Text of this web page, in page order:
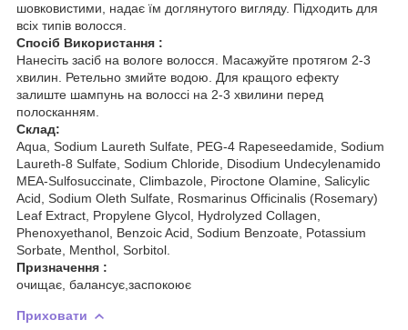
шовковистими, надає їм доглянутого вигляду. Підходить для
всіх типів волосся.
Спосіб Використання :
Нанесіть засіб на вологе волосся. Масажуйте протягом 2-3
хвилин. Ретельно змийте водою. Для кращого ефекту
залиште шампунь на волоссі на 2-3 хвилини перед
полосканням.
Склад:
Aqua, Sodium Laureth Sulfate, PEG-4 Rapeseedamide, Sodium
Laureth-8 Sulfate, Sodium Chloride, Disodium Undecylenamido
MEA-Sulfosuccinate, Climbazole, Piroctone Olamine, Salicylic
Acid, Sodium Oleth Sulfate, Rosmarinus Officinalis (Rosemary)
Leaf Extract, Propylene Glycol, Hydrolyzed Collagen,
Phenoxyethanol, Benzoic Acid, Sodium Benzoate, Potassium
Sorbate, Menthol, Sorbitol.
Призначення :
очищає, балансує,заспокоює
Приховати